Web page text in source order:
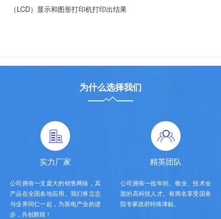
（LCD）显示和图形打印机打印出结果
为什么选择我们
实力厂家
公司拥有一支庞大的销售网络，其
产品在全国各地应用。我们将立志
与业界同仁一起，为医电产业的进
步，共创辉煌！
精英团队
公司拥有一批年轻、敬业、技术全
面的高科技人才。有两名享受国务
院专家政府特殊津贴。